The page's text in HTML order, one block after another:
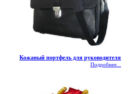
Кожаный портфель для руководителя
Подробнее...